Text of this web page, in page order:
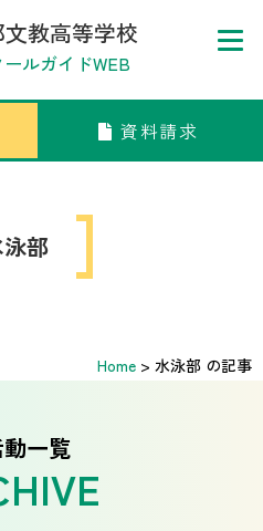
資料請求
教高等学校
ールガイドWEB
資料請求
部
Home > 水泳部 の記事
一覧